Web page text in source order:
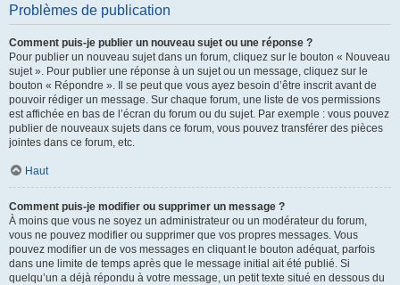
Problèmes de publication
Comment puis-je publier un nouveau sujet ou une réponse ?
Pour publier un nouveau sujet dans un forum, cliquez sur le bouton « Nouveau
sujet ». Pour publier une réponse à un sujet ou un message, cliquez sur le
bouton « Répondre ». Il se peut que vous ayez besoin d’être inscrit avant de
pouvoir rédiger un message. Sur chaque forum, une liste de vos permissions
est affichée en bas de l’écran du forum ou du sujet. Par exemple : vous pouvez
publier de nouveaux sujets dans ce forum, vous pouvez transférer des pièces
jointes dans ce forum, etc.
Haut
Comment puis-je modifier ou supprimer un message ?
À moins que vous ne soyez un administrateur ou un modérateur du forum,
vous ne pouvez modifier ou supprimer que vos propres messages. Vous
pouvez modifier un de vos messages en cliquant le bouton adéquat, parfois
dans une limite de temps après que le message initial ait été publié. Si
quelqu’un a déjà répondu à votre message, un petit texte situé en dessous du